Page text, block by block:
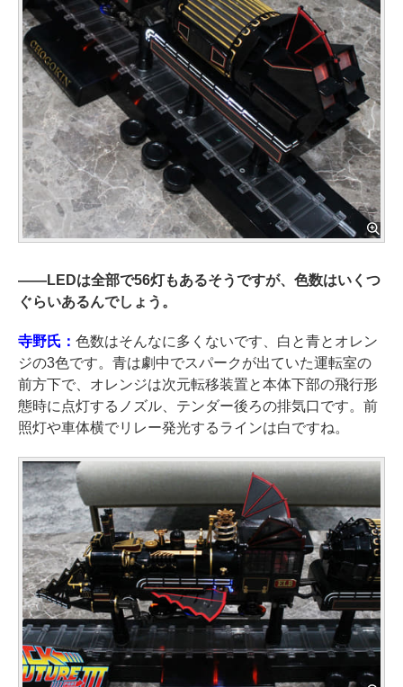
――LEDは全部で56灯もあるそうですが、色数はいくつ
ぐらいあるんでしょう。
寺野氏： 色数はそんなに多くないです、白と青とオレン
ジの3色です。青は劇中でスパークが出ていた運転室の
前方下で、オレンジは次元転移装置と本体下部の飛行形
態時に点灯するノズル、テンダー後ろの排気口です。前
照灯や車体横でリレー発光するラインは白ですね。